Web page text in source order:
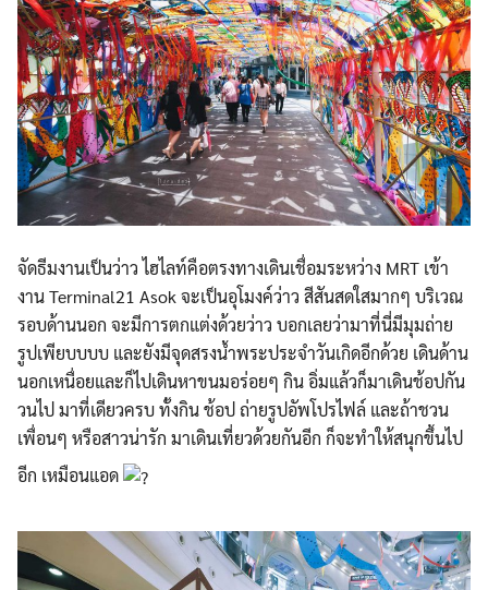
จัดธีมงานเป็นว่าว ไฮไลท์คือตรงทางเดินเชื่อมระหว่าง MRT เข้า
งาน Terminal21 Asok จะเป็นอุโมงค์ว่าว สีสันสดใสมากๆ บริเวณ
รอบด้านนอก จะมีการตกแต่งด้วยว่าว บอกเลยว่ามาที่นี่มีมุมถ่าย
รูปเพียบบบบ และยังมีจุดสรงน้ำพระประจำวันเกิดอีกด้วย เดินด้าน
นอกเหนื่อยและก็ไปเดินหาขนมอร่อยๆ กิน อิ่มแล้วก็มาเดินช้อปกัน
วนไป มาที่เดียวครบ ทั้งกิน ช้อป ถ่ายรูปอัพโปรไฟล์ และถ้าชวน
เพื่อนๆ หรือสาวน่ารัก มาเดินเที่ยวด้วยกันอีก ก็จะทำให้สนุกขึ้นไป
อีก เหมือนแอด